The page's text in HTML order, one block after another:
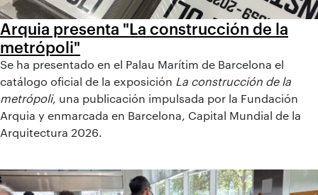
Arquia presenta "La construcción de la
metrópoli"
Se ha presentado en el Palau Marítim de Barcelona el
catálogo oficial de la exposición La construcción de la
metrópoli, una publicación impulsada por la Fundación
Arquia y enmarcada en Barcelona, Capital Mundial de la
Arquitectura 2026.